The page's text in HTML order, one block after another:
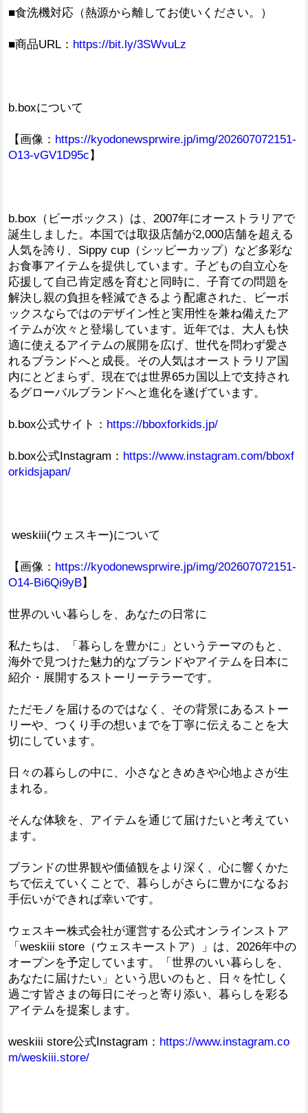
■食洗機対応（熱源から離してお使いください。）
■商品URL： https://bit.ly/3SWvuLz
b.boxについて
【画像： https://kyodonewsprwire.jp/img/202607072151-
O13-vGV1D95c 】
b.box（ビーボックス）は、2007年にオーストラリアで
誕生しました。本国では取扱店舗が2,000店舗を超える
人気を誇り、Sippy cup（シッピーカップ）など多彩な
お食事アイテムを提供しています。子どもの自立心を
応援して自己肯定感を育むと同時に、子育ての問題を
解決し親の負担を軽減できるよう配慮された、ビーボ
ックスならではのデザイン性と実用性を兼ね備えたア
イテムが次々と登場しています。近年では、大人も快
適に使えるアイテムの展開を広げ、世代を問わず愛さ
れるブランドへと成長。その人気はオーストラリア国
内にとどまらず、現在では世界65カ国以上で支持され
るグローバルブランドへと進化を遂げています。
b.box公式サイト： https://bboxforkids.jp/
b.box公式Instagram： https://www.instagram.com/bboxf
orkidsjapan/
weskiii(ウェスキー)について
【画像： https://kyodonewsprwire.jp/img/202607072151-
O14-Bi6Qi9yB】
世界のいい暮らしを、あなたの日常に
私たちは、「暮らしを豊かに」というテーマのもと、
海外で見つけた魅力的なブランドやアイテムを日本に
紹介・展開するストーリーテラーです。
ただモノを届けるのではなく、その背景にあるストー
リーや、つくり手の想いまでを丁寧に伝えることを大
切にしています。
日々の暮らしの中に、小さなときめきや心地よさが生
まれる。
そんな体験を、アイテムを通じて届けたいと考えてい
ます。
ブランドの世界観や価値観をより深く、心に響くかた
ちで伝えていくことで、暮らしがさらに豊かになるお
手伝いができれば幸いです。
ウェスキー株式会社が運営する公式オンラインストア
「weskiii store（ウェスキーストア）」は、2026年中の
オープンを予定しています。「世界のいい暮らしを、
あなたに届けたい」という思いのもと、日々を忙しく
過ごす皆さまの毎日にそっと寄り添い、暮らしを彩る
アイテムを提案します。
weskiii store公式Instagram： https://www.instagram.co
m/weskiii.store/